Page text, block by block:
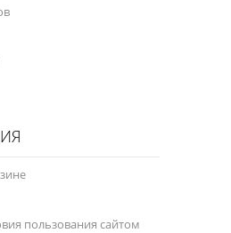
моторов
для мотоцикла
пользования сайтом